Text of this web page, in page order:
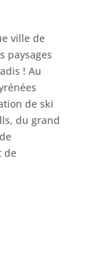
ville de
paysages
! Au
de ski
du grand
de